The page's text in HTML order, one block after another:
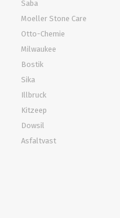
Saba
Moeller Stone Care
Otto-Chemie
Milwaukee
Bostik
Sika
Illbruck
Kitzeep
Dowsil
Asfaltvast